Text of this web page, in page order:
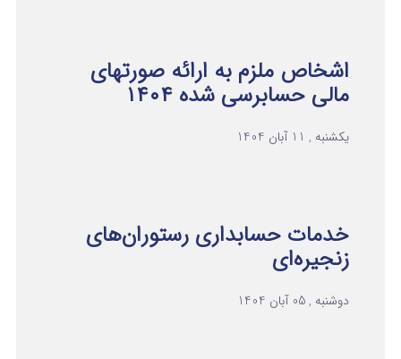
اشخاص ملزم به ارائه صورتهای
مالی حسابرسی شده ۱۴۰۴
یکشنبه , 11 آبان 1404
خدمات حسابداری رستوران‌های
زنجیره‌ای
دوشنبه , 05 آبان 1404